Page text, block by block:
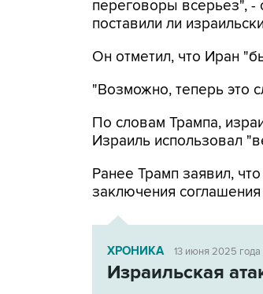
переговоры всерьез", -
поставили ли
Он отметил, что Иран
"Возможно, теперь это
По словам Трампа,
Израиль использовал
Ранее Трамп заявил,
заключения соглашения
ХРОНИКА 13 июня 2025 года
Израильская